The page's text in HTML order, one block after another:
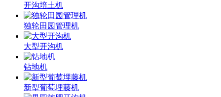
开沟培土机
独轮田园管理机
大型开沟机
钻地机
新型葡萄埋藤机